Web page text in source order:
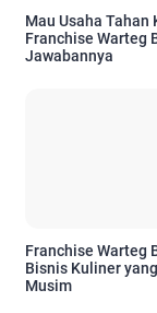
Mau Usaha Tahan
Franchise Warteg
Jawabannya
Franchise Warteg
Bisnis Kuliner
Musim